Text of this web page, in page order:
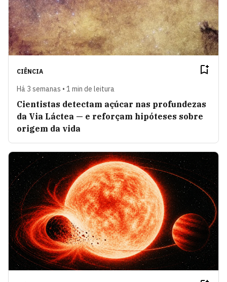
CIÊNCIA
Há 3 semanas • 1 min de leitura
Cientistas detectam açúcar nas profundezas
da Via Láctea — e reforçam hipóteses sobre
origem da vida